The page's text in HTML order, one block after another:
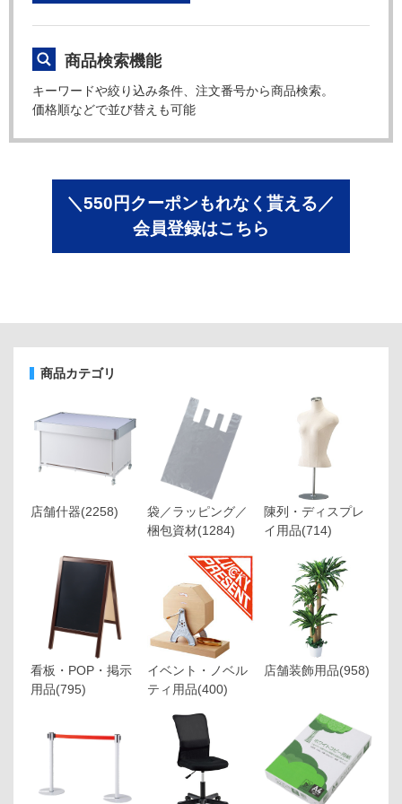
商品検索機能
キーワードや絞り込み条件、注文番号から商品検索。
価格順などで並び替えも可能
＼550円クーポンもれなく貰える／
会員登録はこちら
商品カテゴリ
店舗什器(2258)
袋／ラッピング／
梱包資材(1284)
陳列・ディスプレ
イ用品(714)
看板・POP・掲示
用品(795)
イベント・ノベル
ティ用品(400)
店舗装飾用品(958)